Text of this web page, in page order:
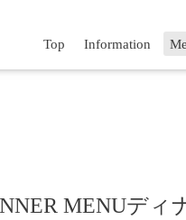
Top Information
MENUディ